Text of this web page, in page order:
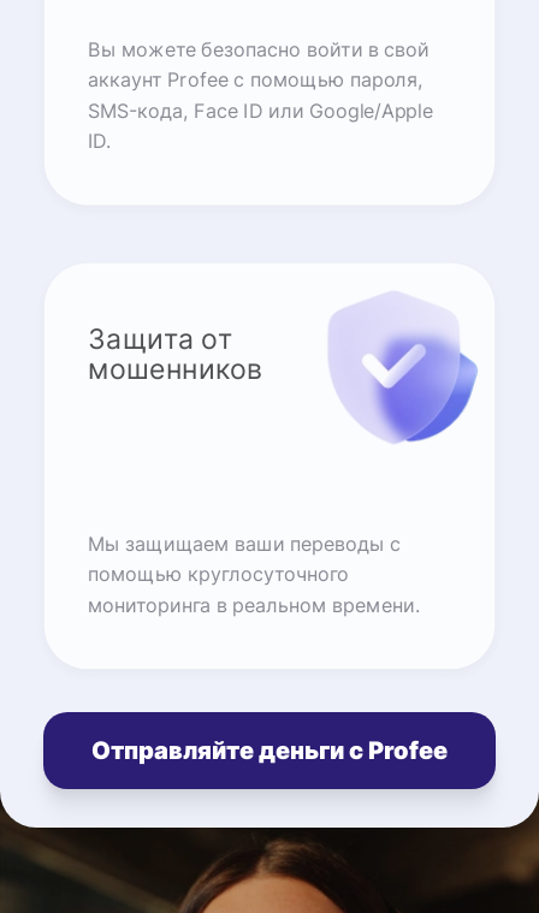
Вы можете безопасно войти в свой
аккаунт Profee с помощью пароля,
SMS-кода, Face ID или Google/Apple
ID.
Защита от
мошенников
Мы защищаем ваши переводы с
помощью круглосуточного
мониторинга в реальном времени.
Отправляйте деньги с Profee